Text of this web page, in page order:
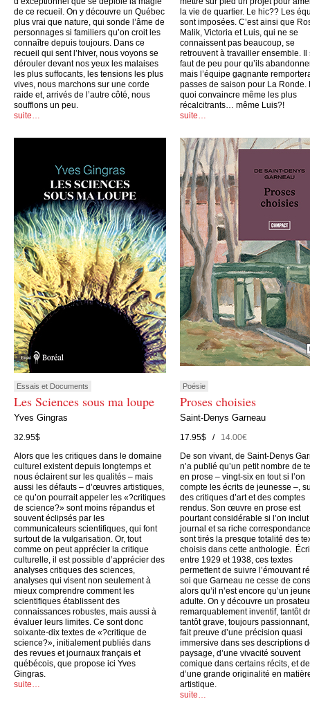
de ce recueil. On y découvre un Québec
plus vrai que nature, qui sonde l’âme de
personnages si familiers qu’on croit les
connaître depuis toujours. Dans ce
recueil qui sent l’hiver, nous voyons se
dérouler devant nos yeux les malaises
les plus suffocants, les tensions les plus
vives, nous marchons sur une corde
raide et, arrivés de l’autre côté, nous
soufflons un peu.
suite…
la vie de quartier. Le hic?? Les
sont imposées. C’est ainsi que
Malik, Victoria et Luis, qui ne se
connaissent pas beaucoup, se
retrouvent à travailler ensemble. Il
faut de peu pour qu’ils
mais l’équipe gagnante
passes de saison pour La Ronde.
quoi convaincre même les plus
récalcitrants… même Luis?!
suite…
Essais et Documents
Les Sciences sous ma loupe
Yves Gingras
32.95$
Alors que les critiques dans le domaine
culturel existent depuis longtemps et
nous éclairent sur les qualités – mais
aussi les défauts – d’œuvres artistiques,
ce qu’on pourrait appeler les «?critiques
de science?» sont moins répandus et
souvent éclipsés par les
communicateurs scientifiques, qui font
surtout de la vulgarisation. Or, tout
comme on peut apprécier la critique
culturelle, il est possible d’apprécier des
analyses critiques des sciences,
analyses qui visent non seulement à
mieux comprendre comment les
scientifiques établissent des
connaissances robustes, mais aussi à
évaluer leurs limites. Ce sont donc
soixante-dix textes de «?critique de
science?», initialement publiés dans
des revues et journaux français et
québécois, que propose ici Yves
Gingras.
suite…
Poésie
Proses choisies
Saint-Denys Garneau
17.95$ /14.00€
De son vivant, de Saint-Denys
n’a publié qu’un petit nombre de
en prose – vingt-six en tout si l’on
compte les écrits de jeunesse –,
des critiques d’art et des comptes
rendus. Son œuvre en prose est
pourtant considérable si l’on
journal et sa riche
sont tirés la presque totalité des
choisis dans cette anthologie.
entre 1929 et 1938, ces textes
permettent de suivre l’émouvant
soi que Garneau ne cesse de
alors qu’il n’est encore qu’un
adulte. On y découvre un
remarquablement inventif, tantôt
tantôt grave, toujours
fait preuve d’une précision quasi
immersive dans ses descriptions
paysage, d’une vivacité souvent
comique dans certains récits, et
d’une grande originalité en
artistique.
suite…